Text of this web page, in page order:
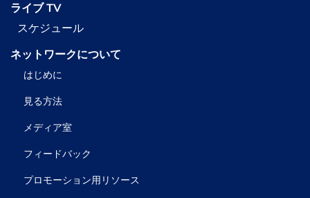
ライブ TV
スケジュール
ネットワークについて
はじめに
見る方法
メディア室
フィードバック
プロモーション用リソース